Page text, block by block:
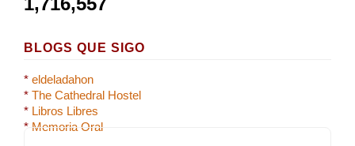
BLOGS QUE SIGO
* eldeladahon
* The Cathedral Hostel
* Libros Libres
* Memoria Oral